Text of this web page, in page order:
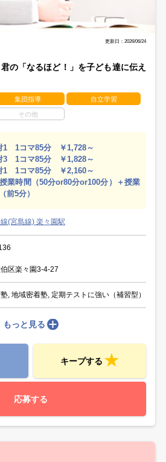
更新日：2026/06/24
の「なるほど！」を子ども達に伝え
集団指導 自立学習
その他
1 1コマ85分 ￥1,728～
3 1コマ85分 ￥1,828～
1 1コマ85分 ￥2,160～
業時間（50分or80分or100分）＋授業
前5分）
(宮島線) 楽々園駅
区楽々園3-4-27
, 地域密着塾, 定期テストに強い（補習型）
もっと見る
キープする
応募する